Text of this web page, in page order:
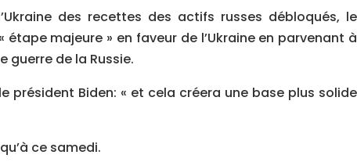
des recettes des actifs russes débloqués, le
majeure » en faveur de l’Ukraine en parvenant à
de la Russie.
président Biden: « et cela créera une base plus solide
ce samedi.